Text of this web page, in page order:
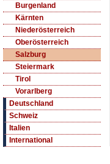
Burgenland
Kärnten
Niederösterreich
Oberösterreich
Salzburg
Steiermark
Tirol
Vorarlberg
Deutschland
Schweiz
Italien
International